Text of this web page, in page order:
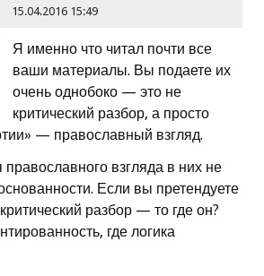
15.04.2016 15:49
Я именно что читал почти все
ваши материалы. Вы подаете их
очень однобоко — это не
критический разбор, а просто
— православный взгляд.
взгляда в них не
Если вы претендуете
разбор — то где он?
где логика